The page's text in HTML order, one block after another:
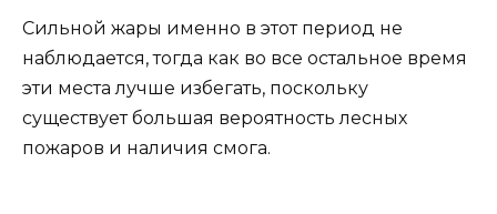
Сильной жары именно в этот период не
наблюдается, тогда как во все остальное время
эти места лучше избегать, поскольку
существует большая вероятность лесных
пожаров и наличия смога.